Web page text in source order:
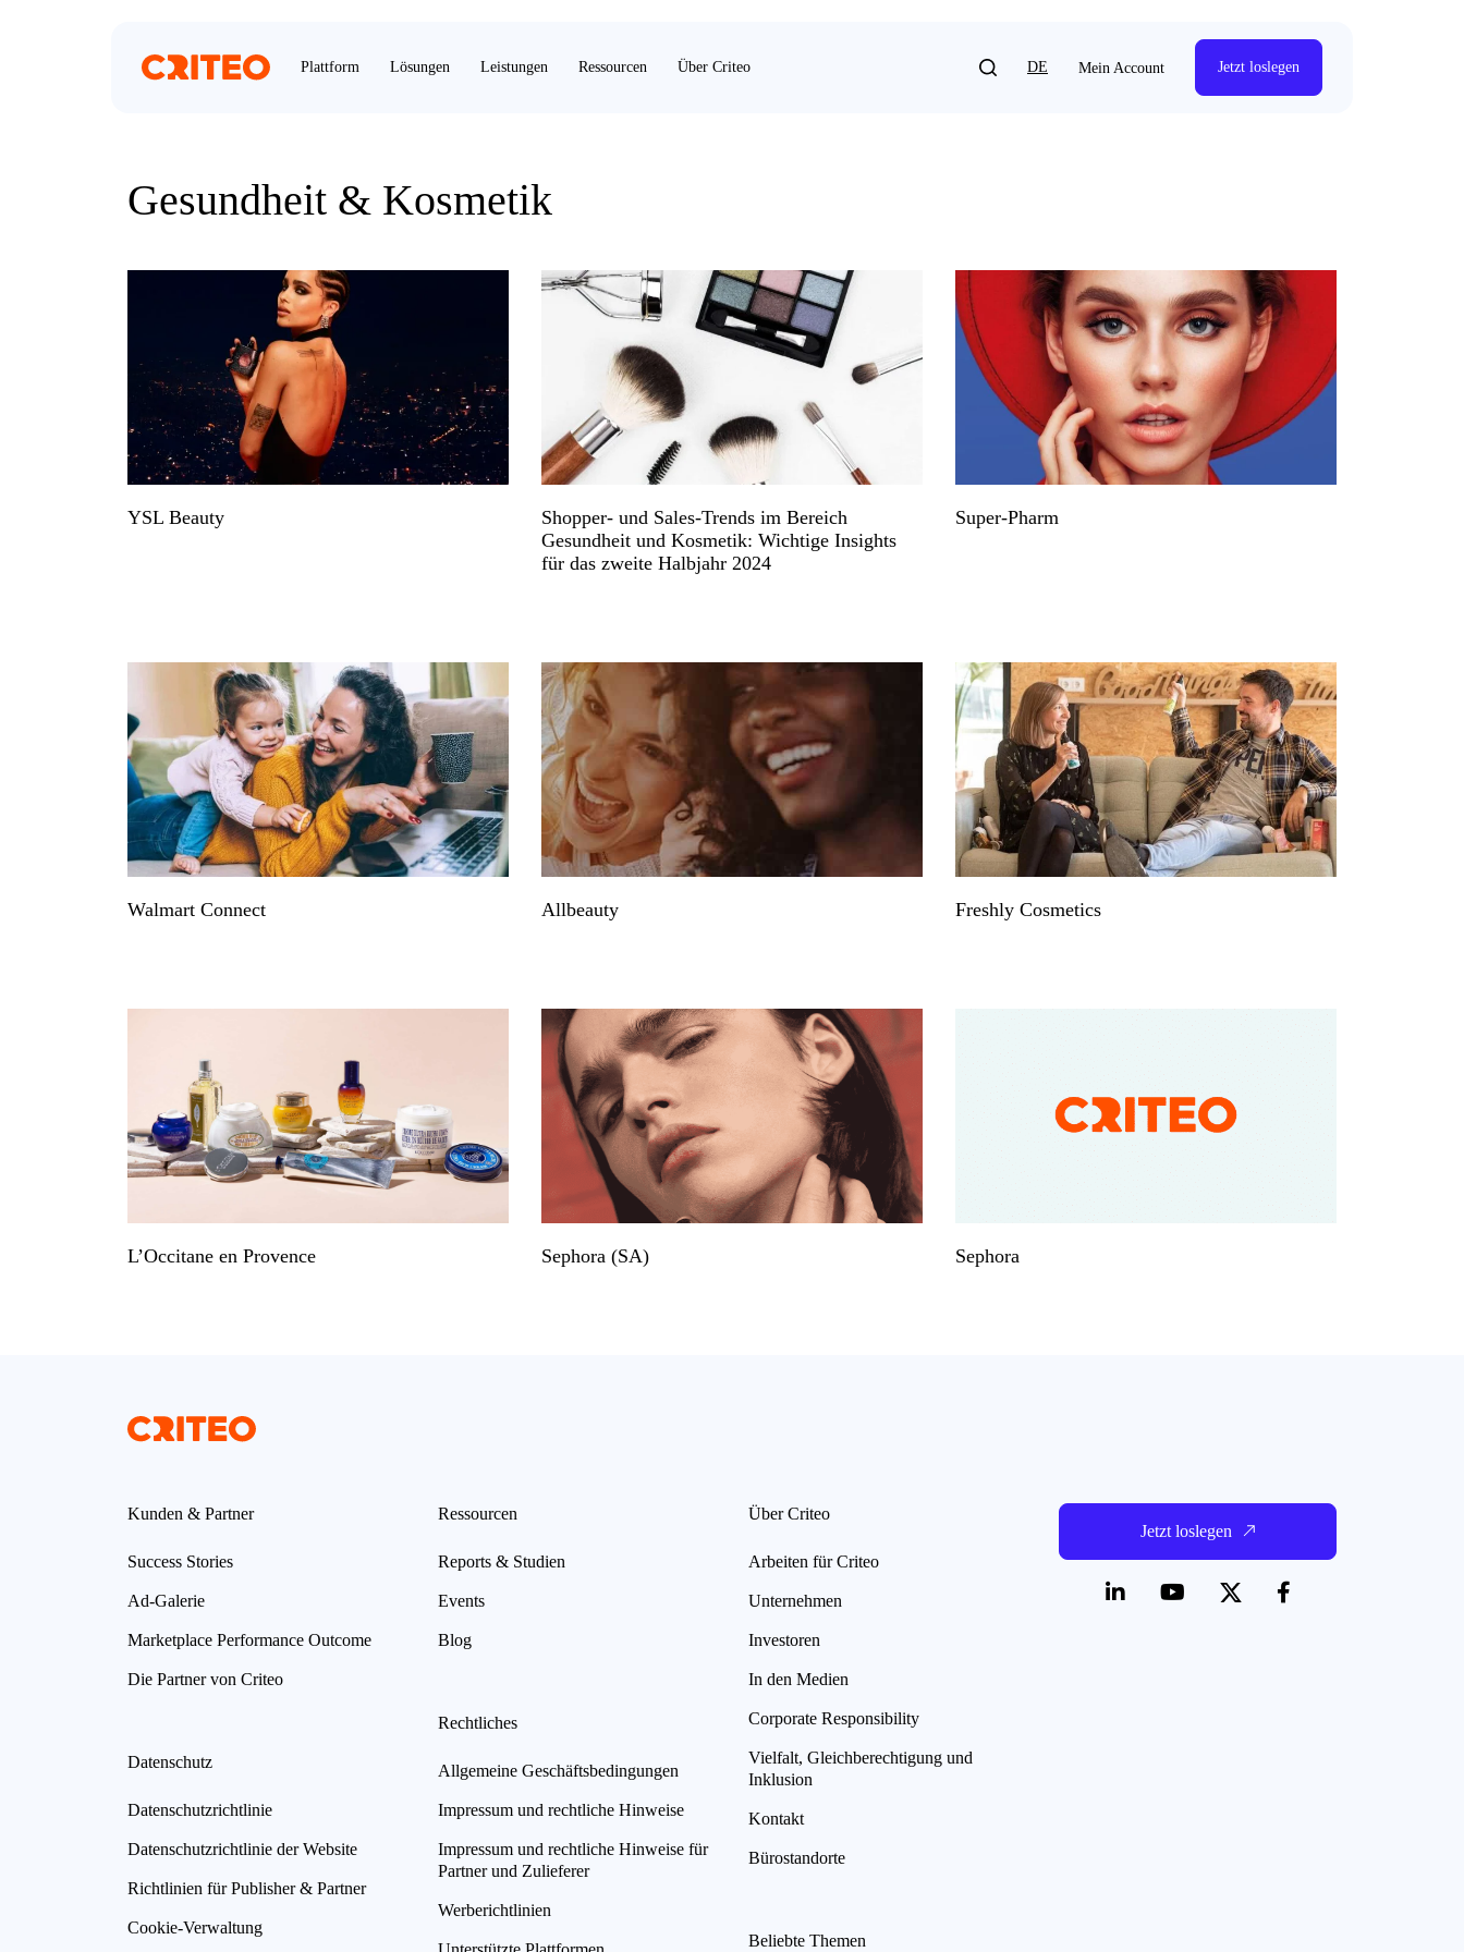
Plattform Lösungen Leistungen Ressourcen Über Criteo DE Mein Account Jetzt loslegen
Gesundheit & Kosmetik
YSL Beauty
Shopper- und Sales-Trends im Bereich
Gesundheit und Kosmetik: Wichtige Insights
für das zweite Halbjahr 2024
Super-Pharm
Walmart Connect Allbeauty Freshly Cosmetics
L’Occitane en Provence Sephora (SA) Sephora
Kunden & Partner
Success Stories
Ad-Galerie
Marketplace Performance Outcome
Die Partner von Criteo
Datenschutz
Datenschutzrichtlinie
Datenschutzrichtlinie der Website
Richtlinien für Publisher & Partner
Cookie-Verwaltung
Ressourcen
Reports & Studien
Events
Blog
Rechtliches
Allgemeine Geschäftsbedingungen
Impressum und rechtliche Hinweise
Impressum und rechtliche Hinweise für
Partner und Zulieferer
Werberichtlinien
Über Criteo
Arbeiten für Criteo
Unternehmen
Investoren
In den Medien
Corporate Responsibility
Vielfalt, Gleichberechtigung und
Inklusion
Kontakt
Bürostandorte
Beliebte Themen
Jetzt loslegen